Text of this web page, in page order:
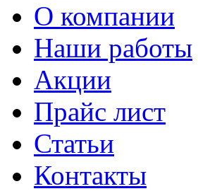
О компании
Наши работы
Акции
Прайс лист
Статьи
Контакты